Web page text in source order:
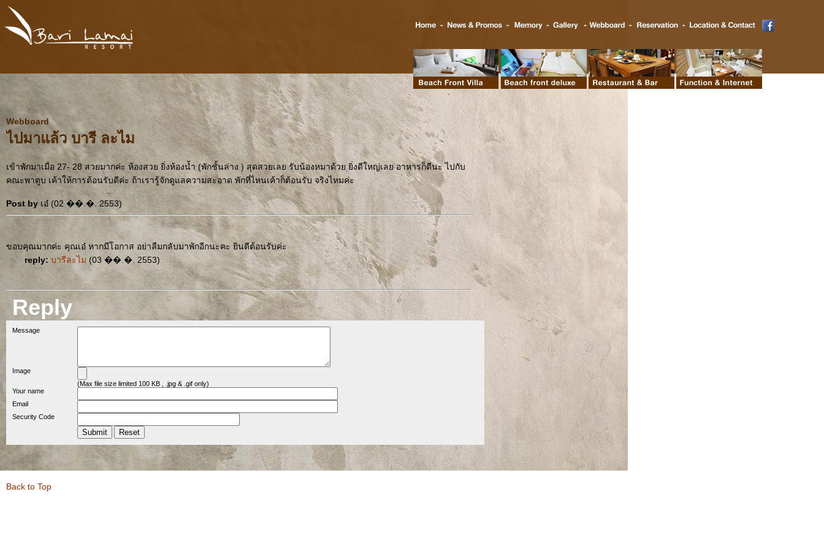
Webboard
ไปมาแล้ว บารี ละไม
เข้าพักมาเมื่อ 27- 28 สวยมากค่ะ ห้องสวย ยิ่งห้องน้ำ (พักชั้นล่าง ) สุดสวยเลย รับน้องหมาด้วย ยิ่งดีใหญ่เลย อาหารก็ดีนะ ไปกับ
คณะพาตูบ เค้าให้การต้อนรับดีค่ะ ถ้าเรารู้จักดูแลความสะอาด พักที่ไหนเค้าก็ต้อนรับ จริงไหมค่ะ
Post by เอ๋ (02 ��.�. 2553)
ขอบคุณมากค่ะ คุณเอ๋ หากมีโอกาส อย่าลืมกลับมาพักอีกนะคะ ยินดีต้อนรับค่ะ
reply: บารีละไม (03 ��.�. 2553)
Reply
Message
Image
(Max file size limited 100 KB , .jpg & .gif only)
Your name
Email
Security Code
Back to Top